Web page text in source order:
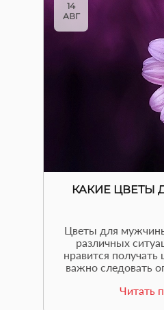
КАКИЕ ЦВЕТЫ
Цветы для
различных
нравится
важно следовать
Читать
14
АВГ